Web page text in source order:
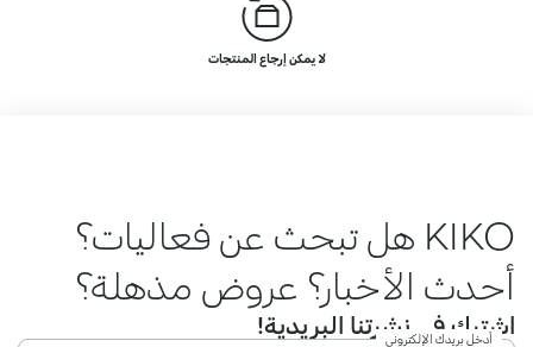
لا يمكن إرجاع المنتجات
KIKO هل تبحث عن فعاليات؟
أحدث الأخبار؟ عروض مذهلة؟
اشترك في نشرتنا البريدية!
أدخل بريدك الإلكتروني